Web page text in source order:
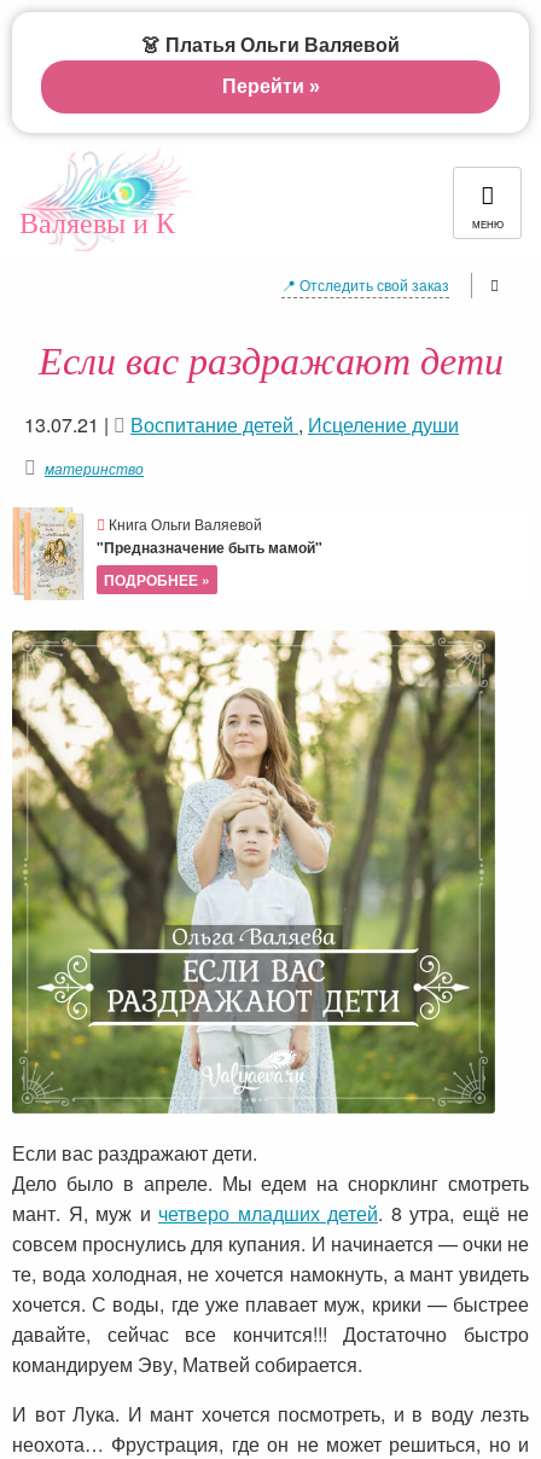
Валяевы и К МЕНЮ
📍 Отследить свой заказ
Если вас раздражают дети
13.07.21 | Воспитание детей , Исцеление души
материнство
Книга Ольги Валяевой
"Предназначение быть мамой"
ПОДРОБНЕЕ »
Если вас раздражают дети.
Дело было в апреле. Мы едем на снорклинг смотреть
мант. Я, муж и четверо младших детей. 8 утра, ещё не
совсем проснулись для купания. И начинается — очки не
те, вода холодная, не хочется намокнуть, а мант увидеть
хочется. С воды, где уже плавает муж, крики — быстрее
давайте, сейчас все кончится!!! Достаточно быстро
командируем Эву, Матвей собирается.
И вот Лука. И мант хочется посмотреть, и в воду лезть
неохота… Фрустрация, где он не может решиться, но и
👗 Платья Ольги Валяевой
Перейти »